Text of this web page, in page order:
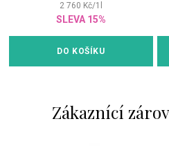
2 760 Kč/1
SLEVA 15%
DO KOŠÍKU
Zákaznící